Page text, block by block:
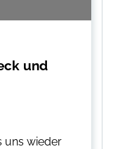
und
uns wieder